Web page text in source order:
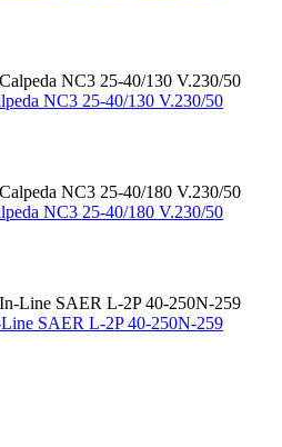
NC3 25-40/130 V.230/50
NC3 25-40/180 V.230/50
SAER L-2P 40-250N-259